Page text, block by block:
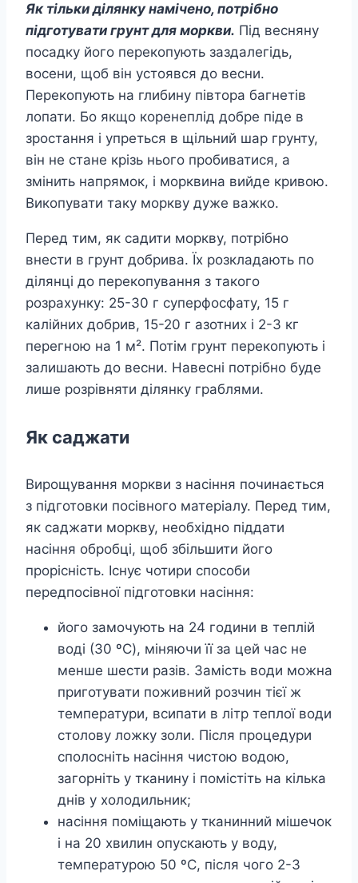
Як тільки ділянку намічено, потрібно
підготувати грунт для моркви. Під весняну
посадку його перекопують заздалегідь,
восени, щоб він устоявся до весни.
Перекопують на глибину півтора багнетів
лопати. Бо якщо коренеплід добре піде в
зростання і упреться в щільний шар грунту,
він не стане крізь нього пробиватися, а
змінить напрямок, і морквина вийде кривою.
Викопувати таку моркву дуже важко.
Перед тим, як садити моркву, потрібно
внести в грунт добрива. Їх розкладають по
ділянці до перекопування з такого
розрахунку: 25-30 г суперфосфату, 15 г
калійних добрив, 15-20 г азотних і 2-3 кг
перегною на 1 м². Потім грунт перекопують і
залишають до весни. Навесні потрібно буде
лише розрівняти ділянку граблями.
Як саджати
Вирощування моркви з насіння починається
з підготовки посівного матеріалу. Перед тим,
як саджати моркву, необхідно піддати
насіння обробці, щоб збільшити його
прорісність. Існує чотири способи
передпосівної підготовки насіння:
його замочують на 24 години в теплій
воді (30 ºC), міняючи її за цей час не
менше шести разів. Замість води можна
приготувати поживний розчин тієї ж
температури, всипати в літр теплої води
столову ложку золи. Після процедури
сполосніть насіння чистою водою,
загорніть у тканину і помістіть на кілька
днів у холодильник;
насіння поміщають у тканинний мішечок
і на 20 хвилин опускають у воду,
температурою 50 ºC, після чого 2-3